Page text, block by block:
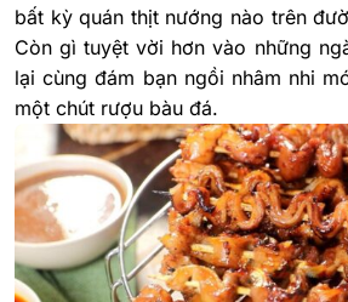
bất kỳ quán thịt nướng nào trên
Còn gì tuyệt vời hơn vào những
lại cùng đám bạn ngồi nhâm nhi
một chút rượu bàu đá.